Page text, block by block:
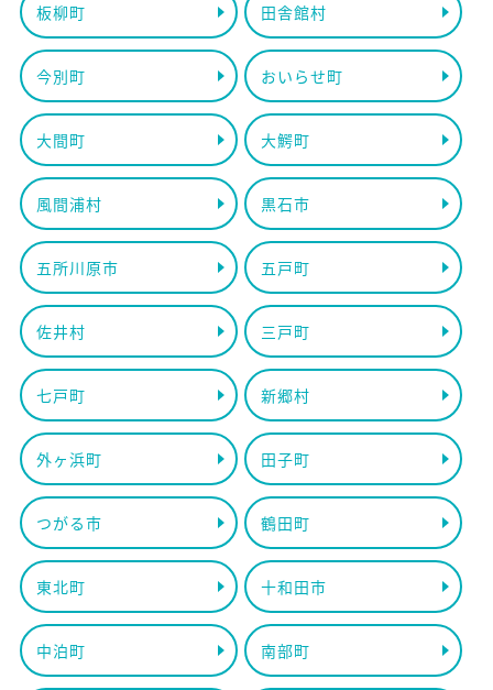
板柳町 田舎館村
今別町 おいらせ町
大間町 大鰐町
風間浦村 黒石市
五所川原市 五戸町
佐井村 三戸町
七戸町 新郷村
外ヶ浜町 田子町
つがる市 鶴田町
東北町 十和田市
中泊町 南部町